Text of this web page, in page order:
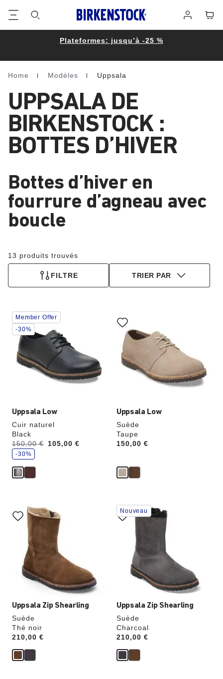
connecter
Plateformes: jusqu’à -25 %
Homepage
Home Modèles Uppsala
UPPSALA DE
BIRKENSTOCK :
BOTTES D’HIVER
Bottes d’hiver en
fourrure d’agneau avec
boucle
13 produits trouvés
FILTRE TRIER PAR
Uppsala Low
Cuir naturel
Black
Avant:
150,00 €
à 105,00 €
é
c
o
n
o
i
-30%
Cliquer
sur
les
échantillons
couleurs
modifiera
Member Offer
-30%
Uppsala Low
Suède
Taupe
Price:
150,00 €
sur
les
échantillons
couleurs
modifiera
l’image
Uppsala Zip Shearling
Suède
Thé noir
Price:
210,00 €
Cliquer
sur
les
échantillons
couleurs
modifiera
l’image
Uppsala Zip Shearling
Suède
Charcoal
Price:
210,00 €
Cliquer
sur
les
couleurs
modifiera
l’image
Nouveau